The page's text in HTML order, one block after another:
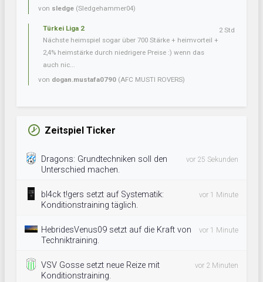
von sledge (Sledgehammer04)
Türkei Liga 2
Nächste heimspiel sogar über 700 Stärke + heimvorteil +
2,4% heimstärke durch niedrigere Preise :) wenn das
auch nic...
von dogan.mustafa0790 (AFC MUSTI ROVERS)
2 Std
Zeitspiel Ticker
Dragons: Grundtechniken soll den
Unterschied machen.
vor 25 Sekunden
bl4ck t!gers setzt auf Systematik:
Konditionstraining täglich.
vor 1 Minute
HebridesVenus09 setzt auf die Kraft von
Techniktraining.
vor 1 Minute
VSV Gosse setzt neue Reize mit
Konditionstraining.
vor 2 Minuten